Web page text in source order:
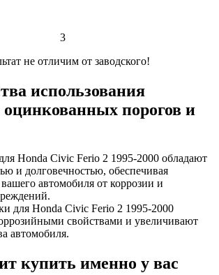
3
не отличим от заводского!
использования
порогов и
Honda Civic Ferio 2 1995-2000 обладают
и долговечностью, обеспечивая
автомобиля от коррозии и
для Honda Civic Ferio 2 1995-2000
свойствами и увеличивают
автомобиля.
купить именно у вас